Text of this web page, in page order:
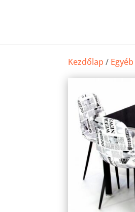
Kezdőlap / Egyéb